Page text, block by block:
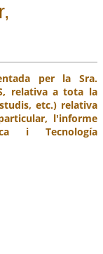
per la Sra.
relativa a tota la
etc.) relativa
l'informe
i Tecnología